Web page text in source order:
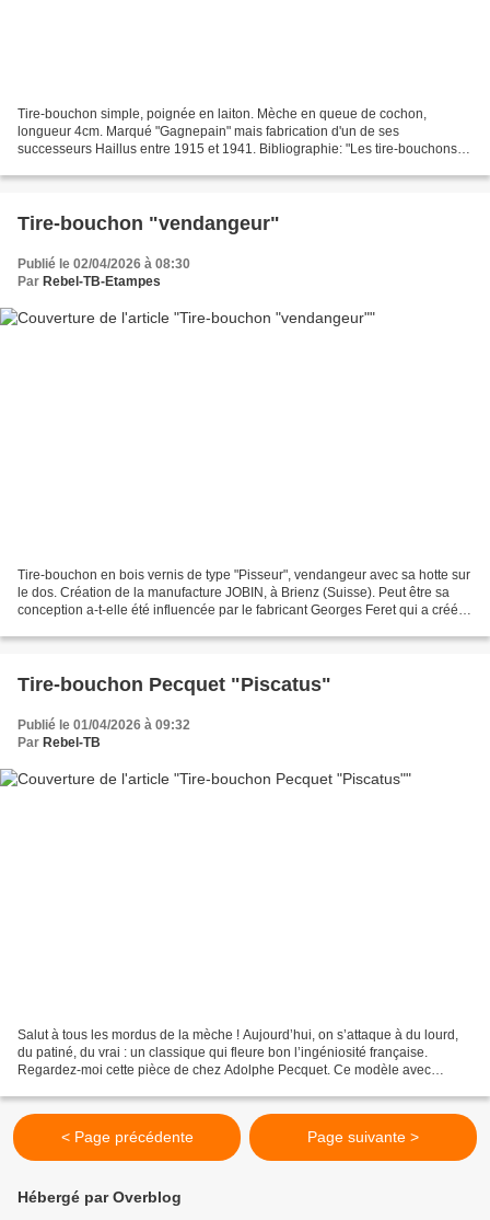
Tire-bouchon simple, poignée en laiton. Mèche en queue de cochon,
longueur 4cm. Marqué "Gagnepain" mais fabrication d'un de ses
successeurs Haillus entre 1915 et 1941. Bibliographie: "Les tire-bouchons
Tire-bouchon "vendangeur"
Publié le 02/04/2026 à 08:30
Par Rebel-TB-Etampes
Tire-bouchon en bois vernis de type "Pisseur", vendangeur avec sa hotte sur
le dos. Création de la manufacture JOBIN, à Brienz (Suisse). Peut être sa
conception a-t-elle été influencée par le fabricant Georges Feret qui a créé
Tire-bouchon Pecquet "Piscatus"
Publié le 01/04/2026 à 09:32
Par Rebel-TB
Salut à tous les mordus de la mèche ! Aujourd’hui, on s’attaque à du lourd,
du patiné, du vrai : un classique qui fleure bon l’ingéniosité française.
Regardez-moi cette pièce de chez Adolphe Pecquet. Ce modèle avec
< Page précédente Page suivante >
Hébergé par Overblog